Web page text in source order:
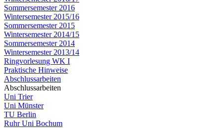
Sommersemester 2016
Wintersemester 2015/16
Sommersemester 2015
Wintersemester 2014/15
Sommersemester 2014
Wintersemester 2013/14
Ringvorlesung WK I
Praktische Hinweise
Abschlussarbeiten
Abschlussarbeiten
Uni Trier
Uni Münster
TU Berlin
Ruhr Uni Bochum